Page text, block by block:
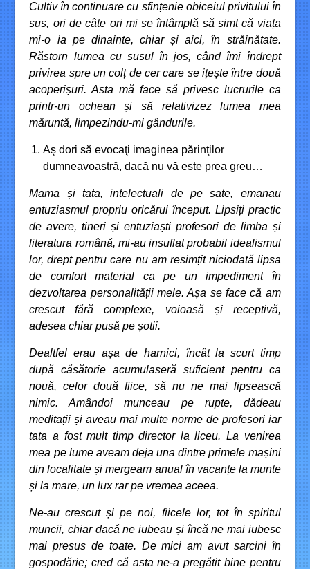
Cultiv în continuare cu sfințenie obiceiul privitului în
sus, ori de câte ori mi se întâmplă să simt că viața
mi-o ia pe dinainte, chiar și aici, în străinătate.
Răstorn lumea cu susul în jos, când îmi îndrept
privirea spre un colț de cer care se ițește între două
acoperișuri. Asta mă face să privesc lucrurile ca
printr-un ochean și să relativizez lumea mea
măruntă, limpezindu-mi gândurile.
Aş dori să evocaţi imaginea părinţilor
dumneavoastră, dacă nu vă este prea greu…
Mama și tata, intelectuali de pe sate, emanau
entuziasmul propriu oricărui început. Lipsiți practic
de avere, tineri și entuziaști profesori de limba și
literatura română, mi-au insuflat probabil idealismul
lor, drept pentru care nu am resimțit niciodată lipsa
de comfort material ca pe un impediment în
dezvoltarea personalității mele. Așa se face că am
crescut fără complexe, voioasă și receptivă,
adesea chiar pusă pe șotii.
Dealtfel erau așa de harnici, încât la scurt timp
după căsătorie acumulaseră suficient pentru ca
nouă, celor două fiice, să nu ne mai lipsească
nimic. Amândoi munceau pe rupte, dădeau
meditații și aveau mai multe norme de profesori iar
tata a fost mult timp director la liceu. La venirea
mea pe lume aveam deja una dintre primele mașini
din localitate și mergeam anual în vacanțe la munte
și la mare, un lux rar pe vremea aceea.
Ne-au crescut și pe noi, fiicele lor, tot în spiritul
muncii, chiar dacă ne iubeau și încă ne mai iubesc
mai presus de toate. De mici am avut sarcini în
gospodărie; cred că asta ne-a pregătit bine pentru